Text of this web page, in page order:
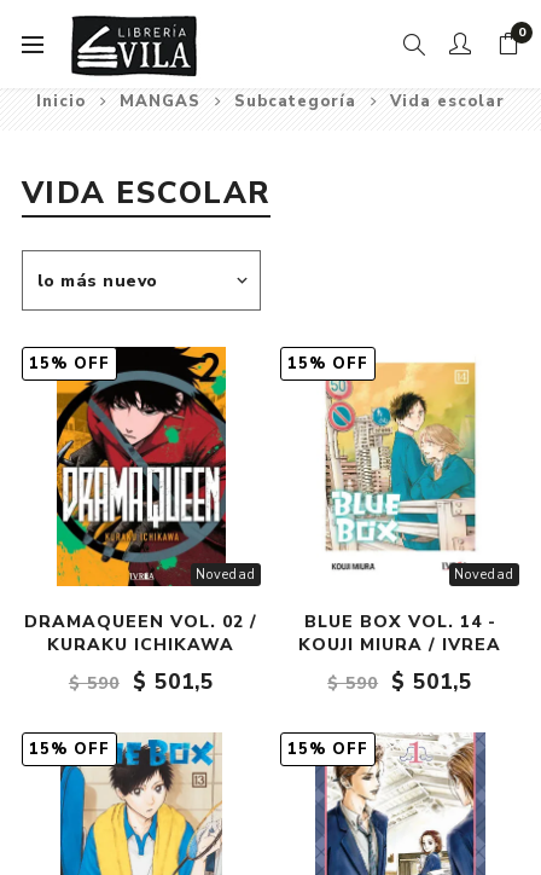
0
Inicio MANGAS Subcategoría Vida escolar
VIDA ESCOLAR
Novedad
15% OFF
DRAMAQUEEN VOL. 02 /
KURAKU ICHIKAWA
$ 590
$ 501,5
Novedad
15% OFF
BLUE BOX VOL. 14 -
KOUJI MIURA / IVREA
$ 590
$ 501,5
15% OFF 15% OFF